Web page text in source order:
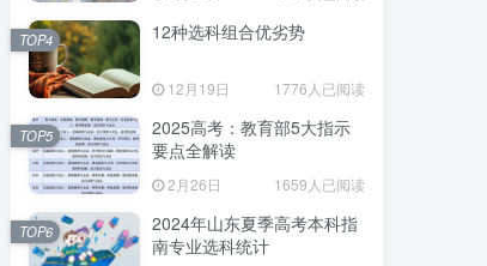
12种选科组合优劣势
12月19日 1776人已阅读
TOP4
2025高考：教育部5大指示
要点全解读
2月26日 1659人已阅读
TOP5
2024年山东夏季高考本科指
南专业选科统计
TOP6